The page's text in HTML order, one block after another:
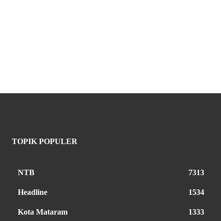
TOPIK POPULER
NTB 7313
Headline 1534
Kota Mataram 1333